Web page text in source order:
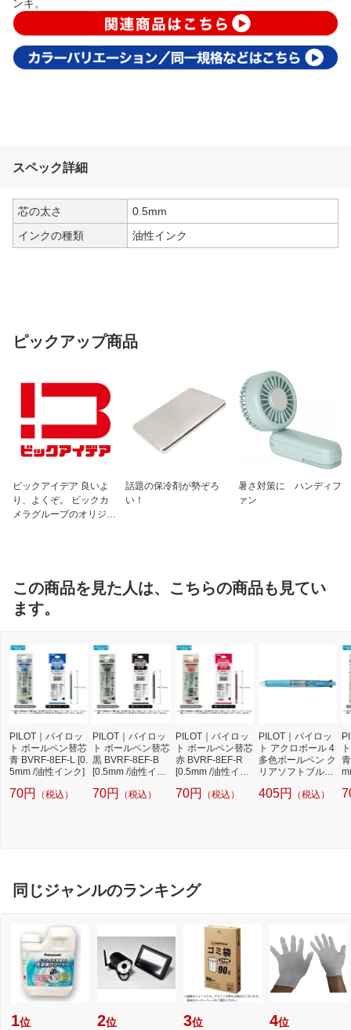
ンキ。
スペック詳細
芯の太さ
0.5mm
インクの種類
油性インク
ピックアップ商品
ビックアイデア 良いよ
り、よくぞ。 ビックカ
メラグループのオリジナ
話題の保冷剤が勢ぞろ
い！
暑さ対策に ハンディフ
ァン
この商品を見た人は、こちらの商品も見てい
ます。
PILOT｜パイロッ
ト ボールペン替芯
青 BVRF-8EF-L [0.
5mm /油性インク]
70円 （税込）
PILOT｜パイロッ
ト ボールペン替芯
黒 BVRF-8EF-B
[0.5mm /油性イン
70円 （税込）
PILOT｜パイロッ
ト ボールペン替芯
赤 BVRF-8EF-R
[0.5mm /油性イン
70円 （税込）
PILOT｜パイロッ
ト アクロボール 4
多色ボールペン ク
リアソフトブルー
[0.5mm]
405円 （税込）
同じジャンルのランキング
1位 2位 3位 4位